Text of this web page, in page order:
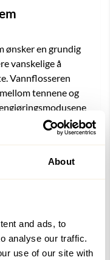
About
and ads, to
analyse our traffic.
use of our site with
ønsker en grundig
vanskelige å
Vannflosseren
tennene og
som passer dine
vannflosseren
gjør Oclean
hjemme og for